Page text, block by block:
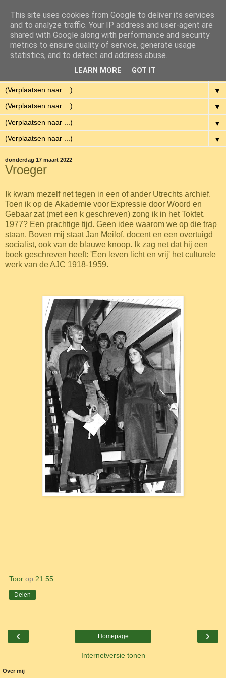
Eenvoudig Gelukkig
Met weinig middelen een hoge kwaliteit van leven hebben.
▼
▼
▼
▼
donderdag 17 maart 2022
Vroeger
Ik kwam mezelf net tegen in een of ander Utrechts archief.
Toen ik op de Akademie voor Expressie door Woord en
Gebaar zat (met een k geschreven) zong ik in het Toktet.
1977? Een prachtige tijd. Geen idee waarom we op die trap
staan. Boven mij staat Jan Meilof, docent en een overtuigd
socialist, ook van de blauwe knoop. Ik zag net dat hij een
boek geschreven heeft: 'Een leven licht en vrij' het culturele
werk van de AJC 1918-1959.
Toor op 21:55
Delen
‹ ›
Homepage
Internetversie tonen
Over mij
This site uses cookies from Google to deliver its services
and to analyze traffic. Your IP address and user-agent are
shared with Google along with performance and security
metrics to ensure quality of service, generate usage
statistics, and to detect and address abuse.
LEARN MORE GOT IT